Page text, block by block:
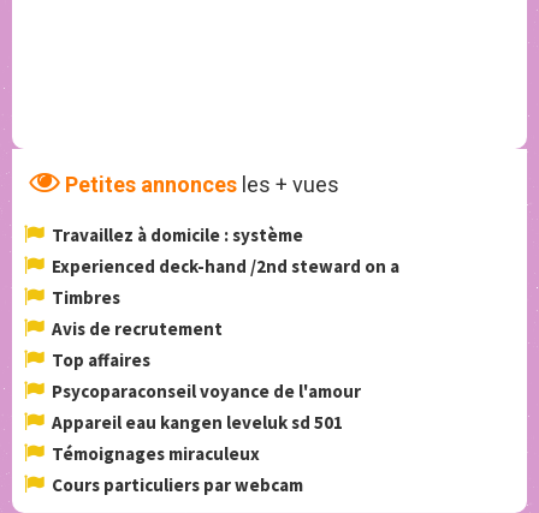
Petites annonces les + vues
Travaillez à domicile : système
Experienced deck-hand /2nd steward on a
Timbres
Avis de recrutement
Top affaires
Psycoparaconseil voyance de l'amour
Appareil eau kangen leveluk sd 501
Témoignages miraculeux
Cours particuliers par webcam